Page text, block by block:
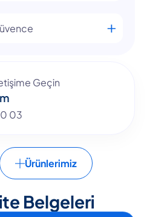
ite Belgeleri
Geçin
03
Ürünlerimiz